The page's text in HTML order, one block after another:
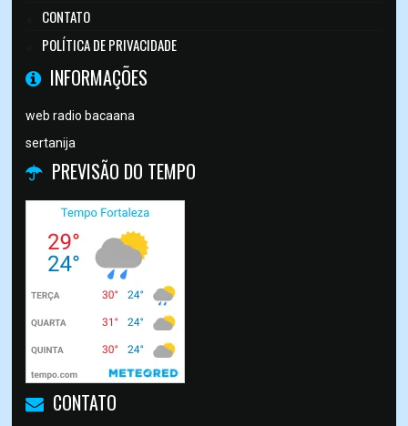
CONTATO
POLÍTICA DE PRIVACIDADE
INFORMAÇÕES
web radio bacaana
sertanija
PREVISÃO DO TEMPO
CONTATO